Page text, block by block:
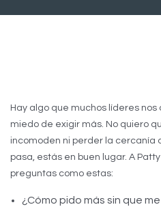
Hay algo que muchos líderes nos
miedo de exigir más. No quiero
incomoden ni perder la cercanía
pasa, estás en buen lugar. A
preguntas como estas:
¿Cómo pido más sin que